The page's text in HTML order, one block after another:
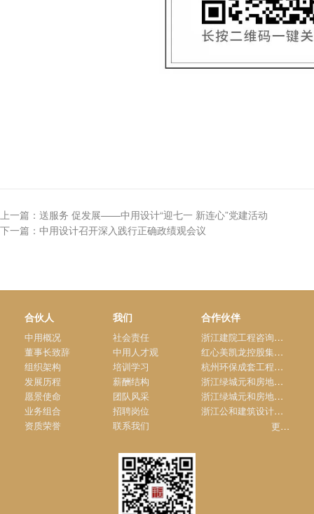
上一篇：送服务 促发展——中用设计“迎七一 新连心”党建活动
下一篇：中用设计召开深入践行正确政绩观会议
合伙人
中用概况
董事长致辞
组织架构
发展历程
愿景使命
业务组合
资质荣誉
我们
社会责任
中用人才观
培训学习
薪酬结构
团队风采
招聘岗位
联系我们
合作伙伴
浙江建院工程咨询有限公司
红心美凯龙控股集团有限公司
杭州环保成套工程有限公司
浙江绿城元和房地产开发有限公司
浙江绿城元和房地产开发有限公司
浙江公和建筑设计有限公司安吉分公司
更多.....